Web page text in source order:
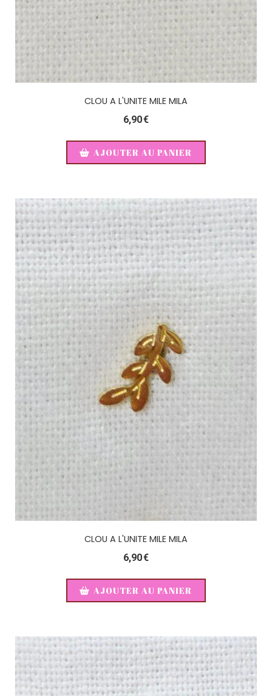
CLOU A L'UNITE MILE MILA
6,90€
AJOUTER AU PANIER
CLOU A L'UNITE MILE MILA
6,90€
AJOUTER AU PANIER